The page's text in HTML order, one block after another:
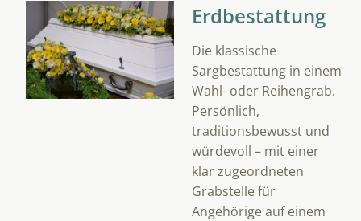
Erdbestattung
Die klassische
Sargbestattung in einem
Wahl- oder Reihengrab.
Persönlich,
traditionsbewusst und
würdevoll – mit einer
klar zugeordneten
Grabstelle für
Angehörige auf einem